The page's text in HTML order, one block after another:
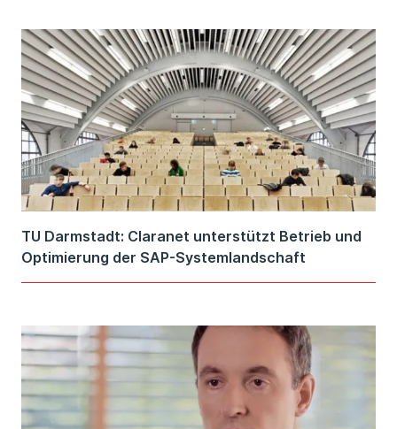
TU Darmstadt: Claranet unterstützt Betrieb und
Optimierung der SAP-Systemlandschaft